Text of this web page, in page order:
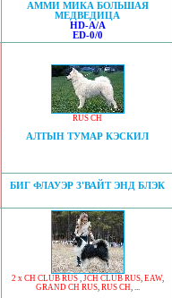
АММИ МИКА БОЛЬШАЯ
МЕДВЕДИЦА
HD-A/A
ED-0/0
RUS CH
АЛТЫН ТУМАР КЭСКИЛ
БИГ ФЛАУЭР З'ВАЙТ ЭНД БЛЭК
2 x CH CLUB RUS, JCH CLUB RUS, EAW,
GRAND CH RUS, RUS CH, ...